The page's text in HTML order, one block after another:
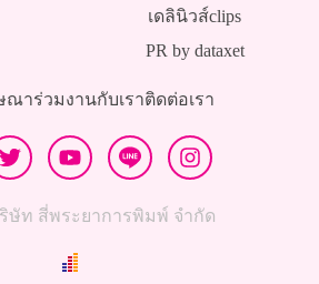
เดลินิวส์clips
PR by dataxet
ณาร่วมงานกับเราติดต่อเรา
ษัท สี่พระยาการพิมพ์ จำกัด